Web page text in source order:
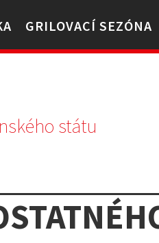
GRILOVACÍ SEZÓNA
státu